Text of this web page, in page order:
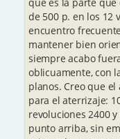
de 500 p. en los 12
encuentro
mantener bien
siempre acabo
oblicuamente, con
planos. Creo que el
para el aterrizaje:
revoluciones 2400
punto arriba, sin